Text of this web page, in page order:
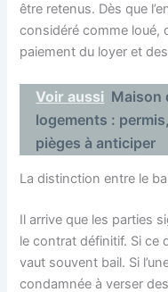
être retenus. Dès que
considéré comme loué,
paiement du loyer et
Voir aussi Maison
logements :
pièges à anticiper
La distinction entre le
Il arrive que les parties
le contrat définitif. Si ce
vaut souvent bail. Si
condamnée à verser